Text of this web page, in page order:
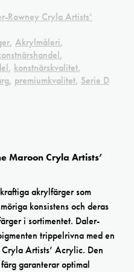
Rowney Cryla Artists’
, Akrylmåleri,
,
, konstnärskvalitet,
, premiumkvalitet, Serie D
Maroon Cryla Artists’
akrylfärger som
konsistens och deras
i sortimentet. Daler-
trippelrivna med en
Artists’ Acrylic. Den
garanterar optimal